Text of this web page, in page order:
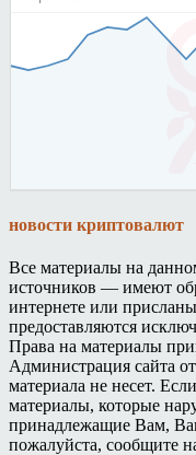
новости криптовалют
Все материалы на
источников — имеют
интернете или
предоставляются
Права на материалы
Администрация сайта
материала не несет.
материалы, которые
принадлежащие Вам,
пожалуйста, сообщите